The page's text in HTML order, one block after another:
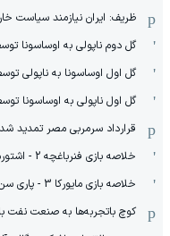
ظریف: ایران نیازمند سیاست
گل دوم ناپولی به اوساسونا
گل اول اوساسونا به ناپولی
گل اول ناپولی به اوساسونا
قرارداد سرمربی مصر تمدید شد
خلاصه بازی فنرباغچه 2 - اشتورم گراتس 0
خلاصه بازی مایورکا 3 - پاری سن ژرمن 0
کوچ باتجربه‌ها به صنعت نفت